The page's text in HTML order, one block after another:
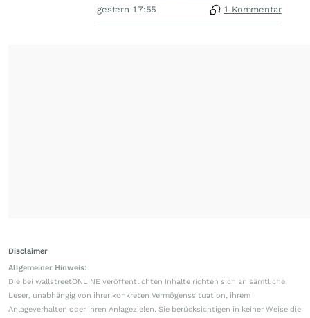
gestern 17:55 1 Kommentar
Disclaimer
Allgemeiner Hinweis:
Die bei wallstreetONLINE veröffentlichten Inhalte richten sich an sämtliche
Leser, unabhängig von ihrer konkreten Vermögenssituation, ihrem
Anlageverhalten oder ihren Anlagezielen. Sie berücksichtigen in keiner Weise die